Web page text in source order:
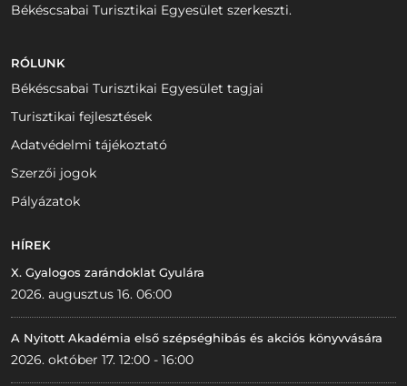
Békéscsabai Turisztikai Egyesület szerkeszti.
RÓLUNK
Békéscsabai Turisztikai Egyesület tagjai
Turisztikai fejlesztések
Adatvédelmi tájékoztató
Szerzői jogok
Pályázatok
HÍREK
X. Gyalogos zarándoklat Gyulára
2026. augusztus 16. 06:00
A Nyitott Akadémia első szépséghibás és akciós könyvvására
2026. október 17. 12:00 - 16:00